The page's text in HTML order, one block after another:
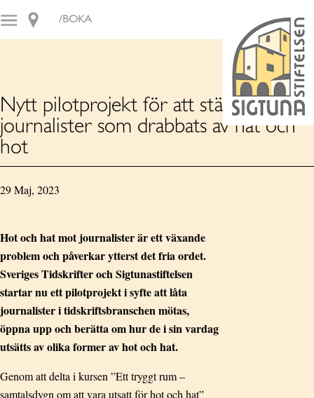
/BOKA
Nytt pilotprojekt för att stärka
journalister som drabbats av hat och
hot
29 Maj, 2023
Hot och hat mot journalister är ett växande
problem och påverkar ytterst det fria ordet.
Sveriges Tidskrifter och Sigtunastiftelsen
startar nu ett pilotprojekt i syfte att låta
journalister i tidskriftsbranschen mötas,
öppna upp och berätta om hur de i sin vardag
utsätts av olika former av hot och hat.
Genom att delta i kursen ”Ett tryggt rum –
samtalsdygn om att vara utsatt för hot och hat”